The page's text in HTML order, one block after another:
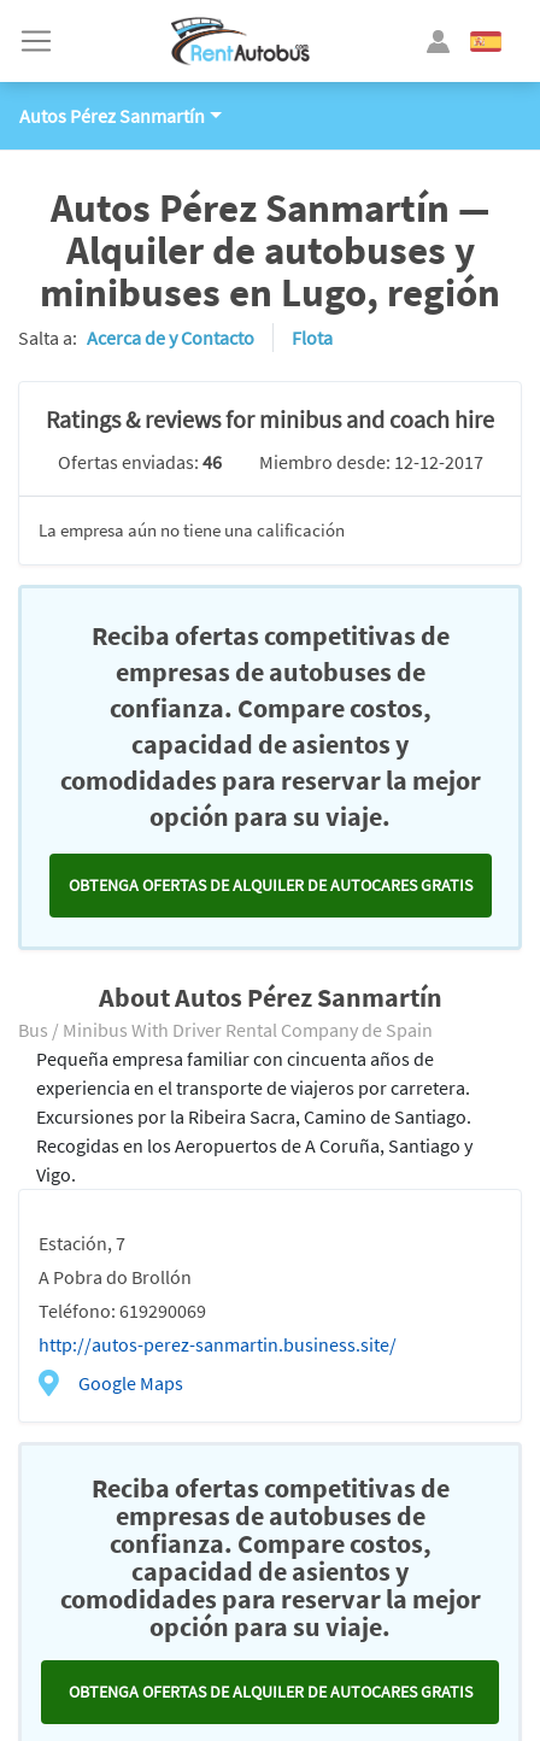
Autos Pérez Sanmartín
Autos Pérez Sanmartín —
Alquiler de autobuses y
minibuses en Lugo, región
Salta a: Acerca de y Contacto Flota
Ratings & reviews for minibus and coach hire
Ofertas enviadas: 46 Miembro desde: 12-12-2017
La empresa aún no tiene una calificación
Reciba ofertas competitivas de
empresas de autobuses de
confianza. Compare costos,
capacidad de asientos y
comodidades para reservar la mejor
opción para su viaje.
OBTENGA OFERTAS DE ALQUILER DE AUTOCARES GRATIS
About Autos Pérez Sanmartín
Bus / Minibus With Driver Rental Company de Spain
Estación, 7
A Pobra do Brollón
Teléfono: 619290069
http://autos-perez-sanmartin.business.site/
Google Maps
Pequeña empresa familiar con cincuenta años de
experiencia en el transporte de viajeros por carretera.
Excursiones por la Ribeira Sacra, Camino de Santiago.
Recogidas en los Aeropuertos de A Coruña, Santiago y
Vigo.
Reciba ofertas competitivas de
empresas de autobuses de
confianza. Compare costos,
capacidad de asientos y
comodidades para reservar la mejor
opción para su viaje.
OBTENGA OFERTAS DE ALQUILER DE AUTOCARES GRATIS